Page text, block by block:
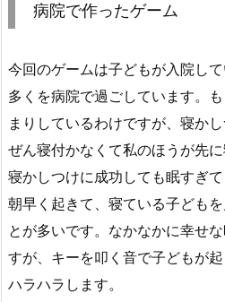
病院で作ったゲーム
今回のゲームは子どもが入院し
多くを病院で過ごしています。
まりしているわけですが、寝か
ぜん寝付かなくて私のほうが先
寝かしつけに成功しても眠すぎて
朝早く起きて、寝ている子ども
とが多いです。なかなかに幸せ
すが、キーを叩く音で子どもが
ハラハラします。